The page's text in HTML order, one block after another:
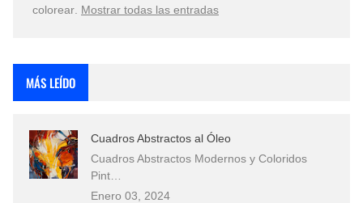
Que significan los cuadros de negras africanas?
El mundo del arte en pintura surrealista
colorear Mostrar todas las entradas
MÁS LEÍDO
Cuadros Abstractos al Óleo
Cuadros Abstractos Modernos y Coloridos
Pint…
Enero 03, 2024